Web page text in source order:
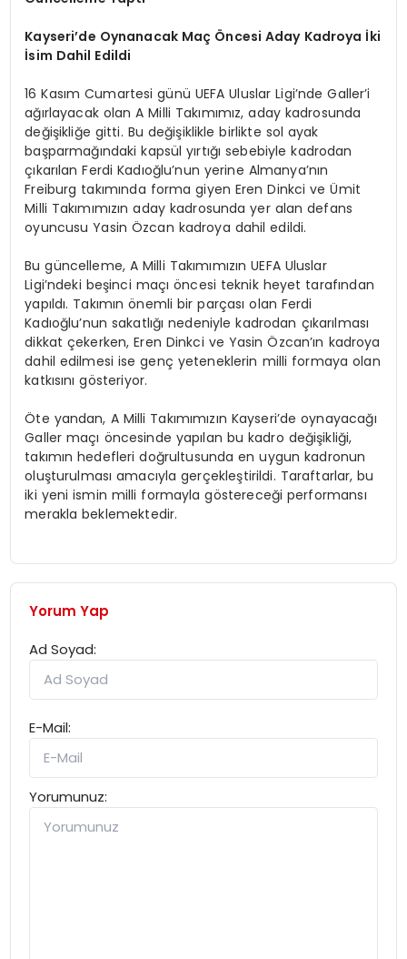
Kayseri’de Oynanacak Maç Öncesi Aday Kadroya İki
İsim Dahil Edildi
16 Kasım Cumartesi günü UEFA Uluslar Ligi’nde Galler’i
ağırlayacak olan A Milli Takımımız, aday kadrosunda
değişikliğe gitti. Bu değişiklikle birlikte sol ayak
başparmağındaki kapsül yırtığı sebebiyle kadrodan
çıkarılan Ferdi Kadıoğlu’nun yerine Almanya’nın
Freiburg takımında forma giyen Eren Dinkci ve Ümit
Milli Takımımızın aday kadrosunda yer alan defans
oyuncusu Yasin Özcan kadroya dahil edildi.
Bu güncelleme, A Milli Takımımızın UEFA Uluslar
Ligi’ndeki beşinci maçı öncesi teknik heyet tarafından
yapıldı. Takımın önemli bir parçası olan Ferdi
Kadıoğlu’nun sakatlığı nedeniyle kadrodan çıkarılması
dikkat çekerken, Eren Dinkci ve Yasin Özcan’ın kadroya
dahil edilmesi ise genç yeteneklerin milli formaya olan
katkısını gösteriyor.
Öte yandan, A Milli Takımımızın Kayseri’de oynayacağı
Galler maçı öncesinde yapılan bu kadro değişikliği,
takımın hedefleri doğrultusunda en uygun kadronun
oluşturulması amacıyla gerçekleştirildi. Taraftarlar, bu
iki yeni ismin milli formayla göstereceği performansı
merakla beklemektedir.
Yorum Yap
Ad Soyad:
E-Mail:
Yorumunuz: